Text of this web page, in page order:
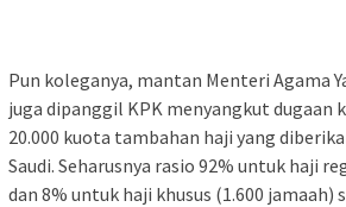
Pun koleganya, mantan Menteri Agama
juga dipanggil KPK menyangkut dugaan
20.000 kuota tambahan haji yang
Saudi. Seharusnya rasio 92% untuk haji
dan 8% untuk haji khusus (1.600 jamaah)